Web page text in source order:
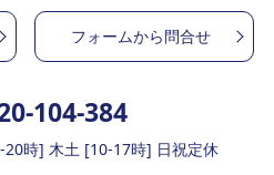
フォームから問合せ
104-384
時] 木土 [10-17時] 日祝定休